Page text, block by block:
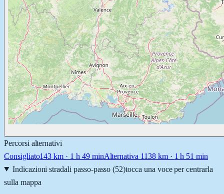
Percorsi alternativi
Consigliato143 km · 1 h 49 minAlternativa 1138km · 1 h 51 min
Indicazioni stradali passo-passo (52)tocca una voce per centrarla
sulla mappa